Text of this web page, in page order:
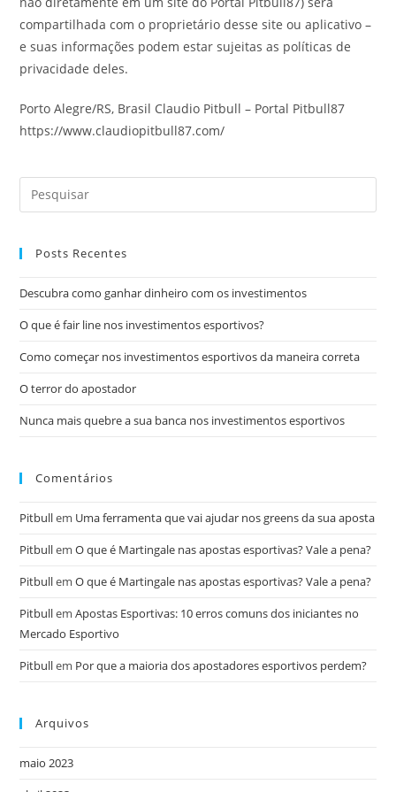
compartilhada com o proprietário desse site ou aplicativo –
e suas informações podem estar sujeitas as políticas de
privacidade deles.
Porto Alegre/RS, Brasil Claudio Pitbull – Portal Pitbull87
https://www.claudiopitbull87.com/
Posts Recentes
Descubra como ganhar dinheiro com os investimentos
O que é fair line nos investimentos esportivos?
Como começar nos investimentos esportivos da maneira correta
O terror do apostador
Nunca mais quebre a sua banca nos investimentos esportivos
Comentários
Pitbullem Uma ferramenta que vai ajudar nos greens da sua aposta
PitbullemO que é Martingale nas apostas esportivas? Vale a pena?
PitbullemO que é Martingale nas apostas esportivas? Vale a pena?
PitbullemApostas Esportivas: 10 erros comuns dos iniciantes no
Mercado Esportivo
Pitbullem Por que a maioria dos apostadores esportivos perdem?
Arquivos
maio 2023